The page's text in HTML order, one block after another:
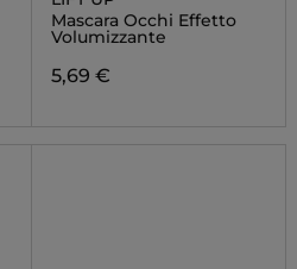
Mascara Occhi Effetto
Volumizzante
5,69 €